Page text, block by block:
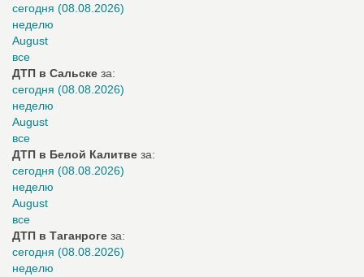
сегодня (08.08.2026)
неделю
August
все
ДТП в Сальске за:
сегодня (08.08.2026)
неделю
August
все
ДТП в Белой Калитве за:
сегодня (08.08.2026)
неделю
August
все
ДТП в Таганроге за:
сегодня (08.08.2026)
неделю